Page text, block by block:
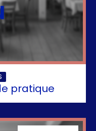
pratique